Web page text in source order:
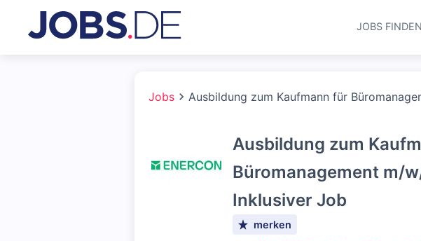
JOBS FINDEN
Jobs Ausbildung zum Kaufmann für
Ausbildung zum
Büromanagement m/
Inklusiver Job
merken